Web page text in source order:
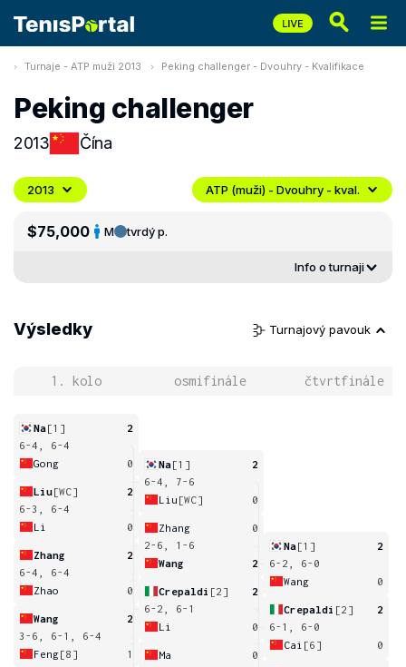
Turnaje - ATP muži 2013 Peking challenger - Dvouhry - Kvalifikace
Peking challenger
2013 Čína
2013 ATP (muži) - Dvouhry - kval.
$75,000 M tvrdý p.
Info o turnaji
Výsledky Turnajový pavouk
1. kolo osmifinále čtvrtfinále
Na[1]
2
6-4, 6-4
Gong
0
Liu[WC]
2
6-3, 6-4
Li
0
Zhang
2
6-4, 6-4
Zhao
0
Wang
2
3-6, 6-1, 6-4
Feng[8] 1
Na[1]
2
6-4, 7-6
Liu [WC] 0
Zhang
0
2-6, 1-6
Wang
2
Crepaldi [2]
2
6-2, 6-1
Li
0
Ma
0
Na[1]
2
6-2, 6-0
Wang
0
Crepaldi [2]
2
6-1, 6-0
Cai [6] 0